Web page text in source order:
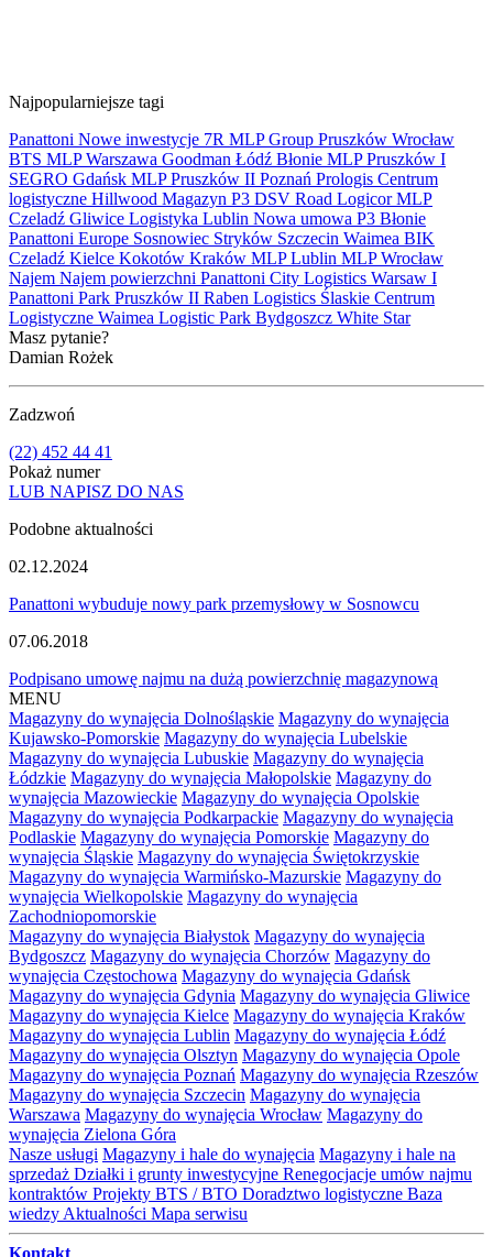
Najpopularniejsze tagi
Panattoni Nowe inwestycje 7R MLP Group Pruszków Wrocław
BTS MLPWarszawa Goodman Łódź Błonie MLP Pruszków I
SEGRO Gdańsk MLP Pruszków II Poznań Prologis Centrum
logistyczne Hillwood Magazyn P3 DSV Road LogicorMLP
Czeladź Gliwice Logistyka Lublin Nowa umowa P3 Błonie
Panattoni Europe Sosnowiec Stryków Szczecin Waimea BIK
Czeladź Kielce Kokotów Kraków MLP Lublin MLP Wrocław
Najem Najem powierzchni Panattoni City Logistics Warsaw I
Panattoni Park Pruszków II Raben Logistics Ślaskie Centrum
Logistyczne Waimea Logistic Park Bydgoszcz White Star
Masz pytanie?
Damian Rożek
Zadzwoń
(22) 452 44 41
Pokaż numer
LUB NAPISZ DO NAS
Podobne aktualności
02.12.2024
Panattoni wybuduje nowy park przemysłowy w Sosnowcu
07.06.2018
Podpisano umowę najmu na dużą powierzchnię magazynową
MENU
Magazyny do wynajęcia Dolnośląskie Magazyny do wynajęcia
Kujawsko-Pomorskie Magazyny do wynajęcia Lubelskie
Magazyny do wynajęcia Lubuskie Magazyny do wynajęcia
Łódzkie Magazyny do wynajęcia Małopolskie Magazyny do
wynajęcia Mazowieckie Magazyny do wynajęcia Opolskie
Magazyny do wynajęcia Podkarpackie Magazyny do wynajęcia
Podlaskie Magazyny do wynajęcia Pomorskie Magazyny do
wynajęcia Śląskie Magazyny do wynajęcia Świętokrzyskie
Magazyny do wynajęcia Warmińsko-Mazurskie Magazyny do
wynajęcia Wielkopolskie Magazyny do wynajęcia
Zachodniopomorskie
Magazyny do wynajęcia Białystok Magazyny do wynajęcia
Bydgoszcz Magazyny do wynajęcia Chorzów Magazyny do
wynajęcia Częstochowa Magazyny do wynajęcia Gdańsk
Magazyny do wynajęcia Gdynia Magazyny do wynajęcia Gliwice
Magazyny do wynajęcia Kielce Magazyny do wynajęcia Kraków
Magazyny do wynajęcia Lublin Magazyny do wynajęcia Łódź
Magazyny do wynajęcia Olsztyn Magazyny do wynajęcia Opole
Magazyny do wynajęcia Poznań Magazyny do wynajęcia Rzeszów
Magazyny do wynajęcia Szczecin Magazyny do wynajęcia
Warszawa Magazyny do wynajęcia Wrocław Magazyny do
wynajęcia Zielona Góra
Nasze usługi Magazyny i hale do wynajęcia Magazyny i hale na
sprzedaż Działki i grunty inwestycyjne Renegocjacje umów najmu
kontraktów Projekty BTS / BTO Doradztwo logistyczne Baza
wiedzy Aktualności Mapa serwisu
Kontakt